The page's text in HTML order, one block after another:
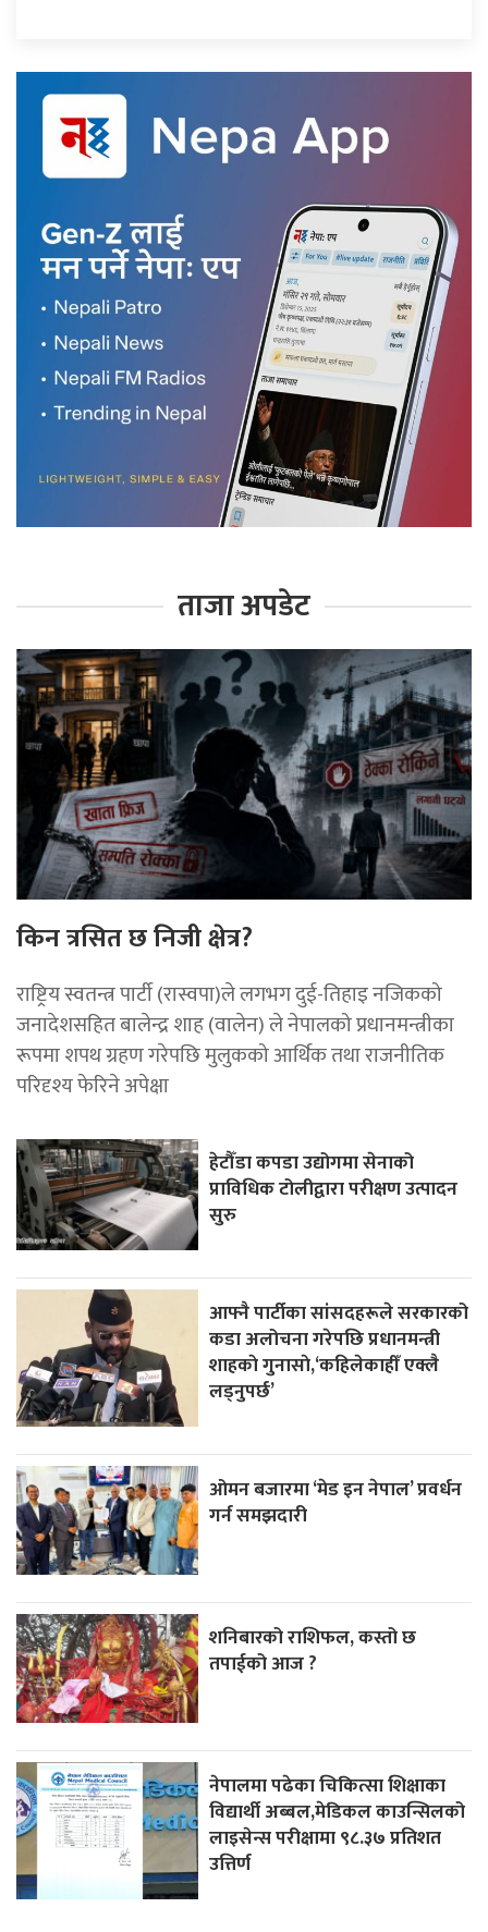
ताजा अपडेट
किन त्रसित छ निजी क्षेत्र?
राष्ट्रिय स्वतन्त्र पार्टी (रास्वपा)ले लगभग दुई-तिहाइ नजिकको
जनादेशसहित बालेन्द्र शाह (वालेन) ले नेपालको प्रधानमन्त्रीका
रूपमा शपथ ग्रहण गरेपछि मुलुकको आर्थिक तथा राजनीतिक
परिदृश्य फेरिने अपेक्षा
हेटौँडा कपडा उद्योगमा सेनाको
प्राविधिक टोलीद्वारा परीक्षण उत्पादन
सुरु
आफ्नै पार्टीका सांसदहरूले सरकारको
कडा अलोचना गरेपछि प्रधानमन्त्री
शाहकाे गुनासाे,‘कहिलेकाहीँ एक्लै
लड्नुपर्छ’
ओमन बजारमा ‘मेड इन नेपाल’ प्रवर्धन
गर्न समझदारी
शनिबारको राशिफल, कस्तो छ
तपाईको आज ?
नेपालमा पढेका चिकित्सा शिक्षाका
विद्यार्थी अब्बल,मेडिकल काउन्सिलको
लाइसेन्स परीक्षामा ९८.३७ प्रतिशत
उत्तिर्ण